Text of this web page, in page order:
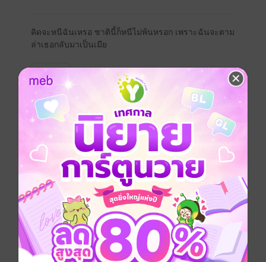
คิดจะหนีฉันเหรอ ชาตินี้ก็หนีไม่พ้นหรอก เพราะฉันจะตาม
ล่าเธอกลับมาเป็นเมีย
โรมานซ์
ประเภทไฟล์ pdf, epub(สารบัญ)
วันที่วางขาย 16 พฤศจิกายน 2565
ความยาว 248 หน้า (≈ 51,660 คำ)
ราคาปก 179 บาท
เรื่องที่คุณน่าจะสนใจ